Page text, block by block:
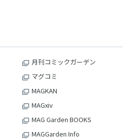
月刊コミックガーデン
マグコミ
MAGKAN
MAGxiv
MAG Garden BOOKS
MAGGarden Info